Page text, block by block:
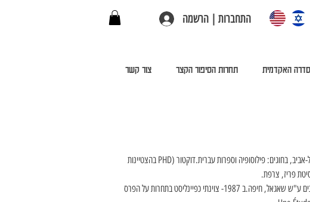
התחברות | הרשמה
האקדמית תחרות הסיפור הקצר צור קשר
משה אלקיים, יליד 1941 , מוגדור, מרוקו. בוגר הפקולטה למדעי הרוח של אוניברסיטת תל-אביב, בחוגים: פילוסופיה וספרות עברית.דוקטור (PHD בהצטיינות
פריז, צרפת.
תערוכת ציורי האחרונה, "מעגלים: מקום וזמן, אדם ונוף", התקיימה ב 2011- בבית האמנים ע"ש שאגאל, חיפה.ב 1987- צוינתי כפיינליסט בתחרות על הפרס